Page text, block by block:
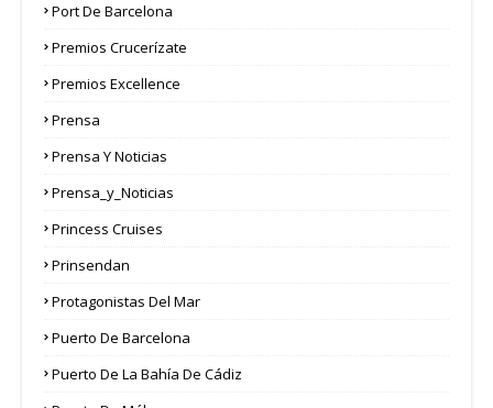
Port De Barcelona
Premios Crucerízate
Premios Excellence
Prensa
Prensa Y Noticias
Prensa_y_Noticias
Princess Cruises
Prinsendan
Protagonistas Del Mar
Puerto De Barcelona
Puerto De La Bahía De Cádiz